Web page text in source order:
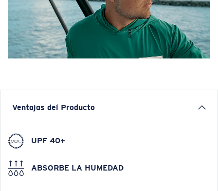
Ventajas del Producto
UPF 40+
ABSORBE LA HUMEDAD